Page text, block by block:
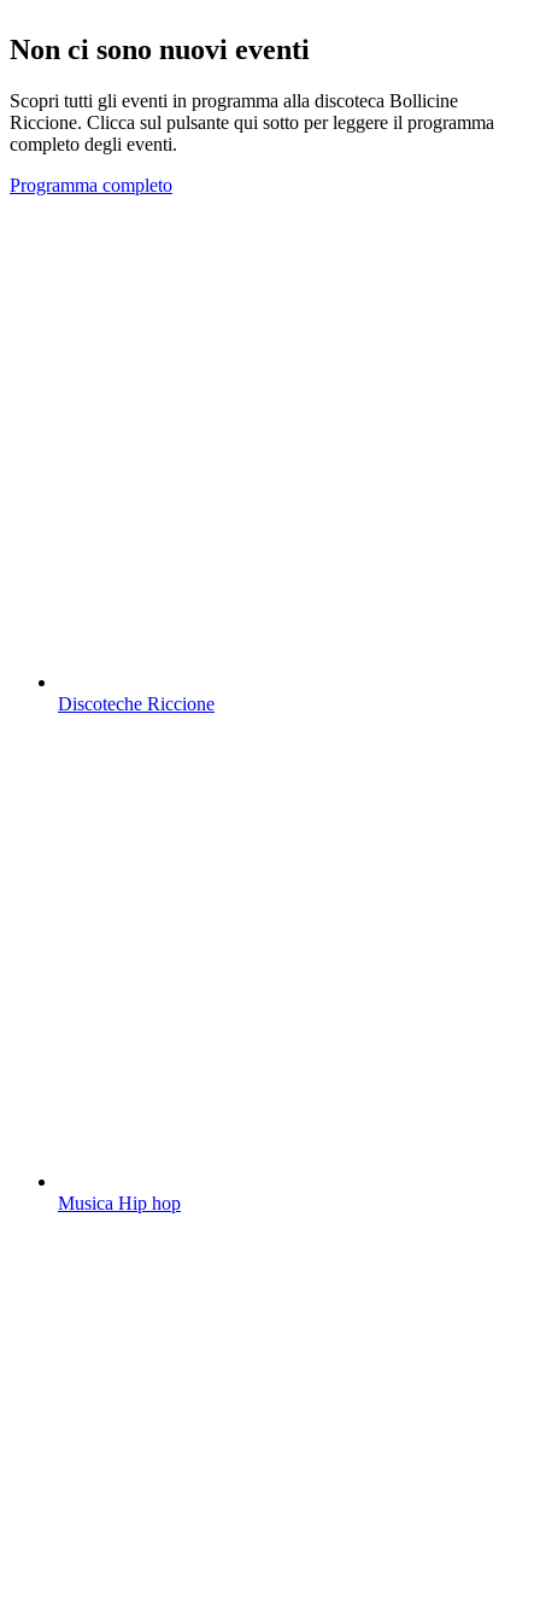
Non ci sono nuovi eventi
Scopri tutti gli eventi in programma alla discoteca Bollicine
Riccione. Clicca sul pulsante qui sotto per leggere il programma
completo degli eventi.
Programma completo
Discoteche Riccione
Musica Hip hop